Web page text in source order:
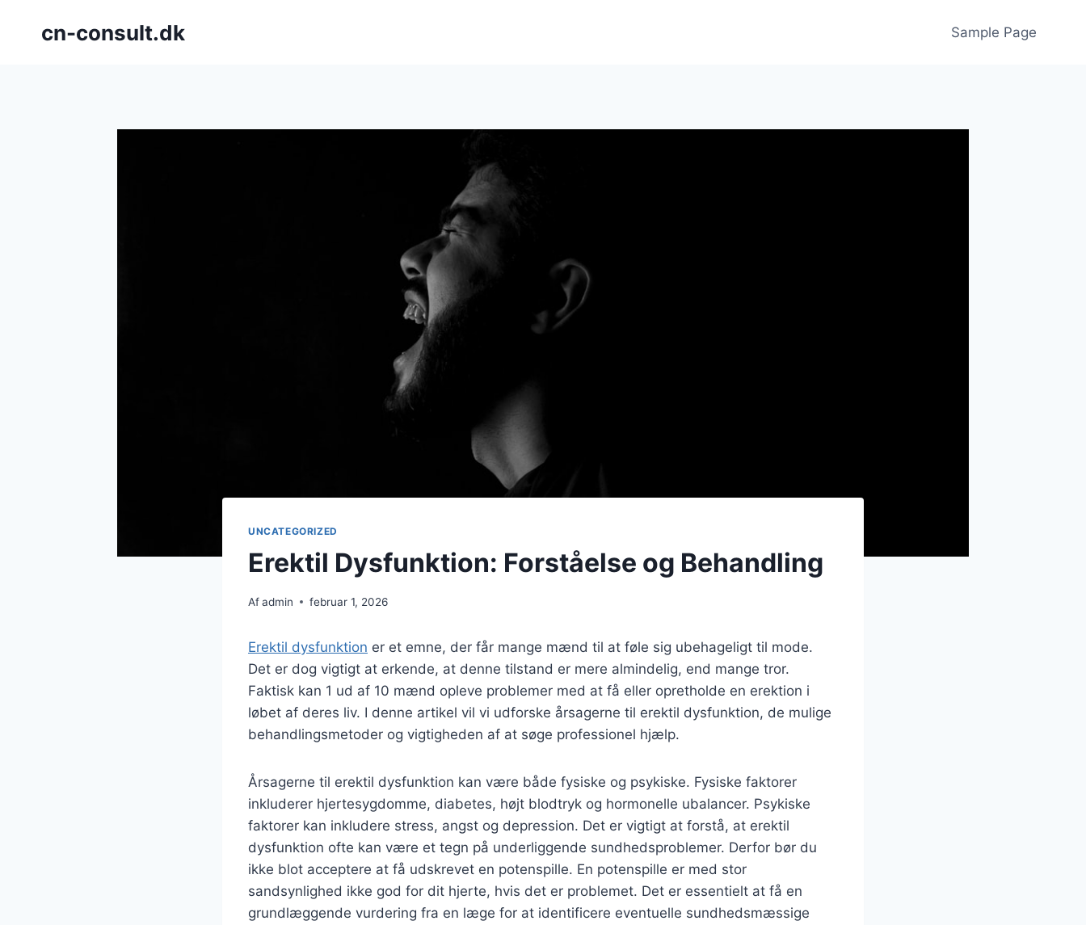
cn-consult.dk Sample Page
UNCATEGORIZED
Erektil Dysfunktion: Forståelse og Behandling
Afadmin februar 1, 2026
Erektil dysfunktion er et emne, der får mange mænd til at føle sig ubehageligt til mode.
Det er dog vigtigt at erkende, at denne tilstand er mere almindelig, end mange tror.
Faktisk kan 1 ud af 10 mænd opleve problemer med at få eller opretholde en erektion i
løbet af deres liv. I denne artikel vil vi udforske årsagerne til erektil dysfunktion, de mulige
behandlingsmetoder og vigtigheden af at søge professionel hjælp.
Årsagerne til erektil dysfunktion kan være både fysiske og psykiske. Fysiske faktorer
inkluderer hjertesygdomme, diabetes, højt blodtryk og hormonelle ubalancer. Psykiske
faktorer kan inkludere stress, angst og depression. Det er vigtigt at forstå, at erektil
dysfunktion ofte kan være et tegn på underliggende sundhedsproblemer. Derfor bør du
ikke blot acceptere at få udskrevet en potenspille. En potenspille er med stor
sandsynlighed ikke god for dit hjerte, hvis det er problemet. Det er essentielt at få en
grundlæggende vurdering fra en læge for at identificere eventuelle sundhedsmæssige